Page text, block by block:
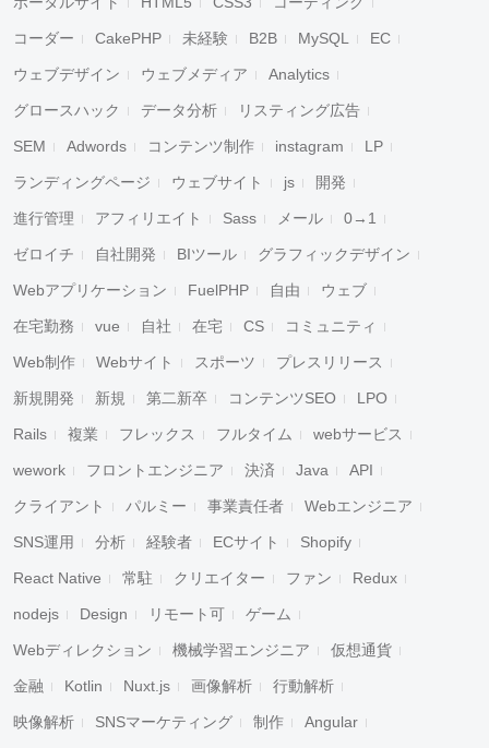
コーダー CakePHP 未経験 B2B MySQL EC
ウェブデザイン ウェブメディア Analytics
グロースハック データ分析 リスティング広告
SEM Adwords コンテンツ制作 instagram LP
ランディングページ ウェブサイト js 開発
進行管理 アフィリエイト Sass メール 0→1
ゼロイチ 自社開発 BIツール グラフィックデザイン
Webアプリケーション FuelPHP 自由 ウェブ
在宅勤務 vue 自社 在宅 CS コミュニティ
Web制作 Webサイト スポーツ プレスリリース
新規開発 新規 第二新卒 コンテンツSEO LPO
Rails 複業 フレックス フルタイム webサービス
wework フロントエンジニア 決済 Java API
クライアント パルミー 事業責任者 Webエンジニア
SNS運用 分析 経験者 ECサイト Shopify
React Native 常駐 クリエイター ファン Redux
nodejs Design リモート可 ゲーム
Webディレクション 機械学習エンジニア 仮想通貨
金融 Kotlin Nuxt.js 画像解析 行動解析
映像解析 SNSマーケティング 制作 Angular